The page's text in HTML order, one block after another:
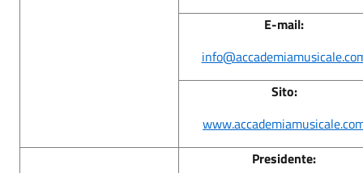
E-mail:
Sito:
Presidente: